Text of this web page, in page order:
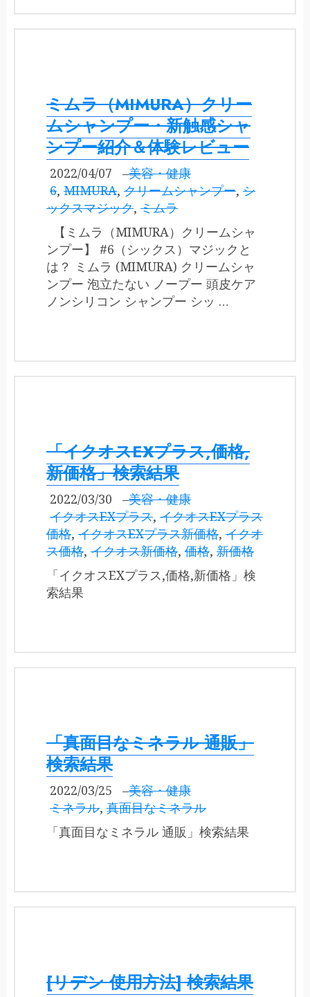
ミムラ（MIMURA）クリー
ムシャンプー・新触感シャ
ンプー紹介＆体験レビュー
2022/04/07 –美容・健康
6, MIMURA, クリームシャンプー, シ
ックスマジック, ミムラ
【ミムラ（MIMURA）クリームシャ
ンプー】 #6（シックス）マジックと
は？ ミムラ (MIMURA) クリームシャ
ンプー 泡立たない ノープー 頭皮ケア
ノンシリコン シャンプー シッ …
「イクオスEXプラス,価格,
新価格」検索結果
2022/03/30 –美容・健康
イクオスEXプラス, イクオスEXプラス
価格, イクオスEXプラス新価格, イクオ
ス価格, イクオス新価格, 価格, 新価格
「イクオスEXプラス,価格,新価格」検
索結果
「真面目なミネラル 通販」
検索結果
2022/03/25 –美容・健康
ミネラル, 真面目なミネラル
「真面目なミネラル 通販」検索結果
[リデン 使用方法] 検索結果